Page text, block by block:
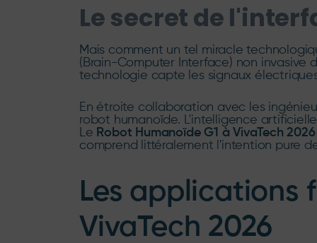
Le secret de
Mais comment un tel miracle
(Brain-Computer Interface) non invasive
technologie capte les signaux
En étroite collaboration avec les
robot humanoïde. L'intelligence
Le Robot Humanoïde G1 à VivaTech 2026
comprend littéralement l'intention pure
Les applications
VivaTech 2026